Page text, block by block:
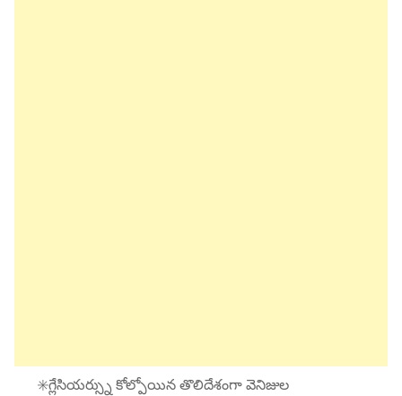
✳️గ్లేసియర్స్ను కోల్పోయిన తొలిదేశంగా వెనిజుల